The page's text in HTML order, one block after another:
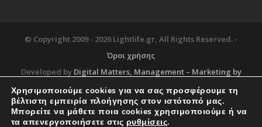
© Copyright 2009 - 2026 Lightlife.gr, All Rights Reserved. -
Όροι χρήσης
Developed by Digital Matters, Management – Marketing by
Blog About Services
Corporate Support
Χρησιμοποιούμε cookies για να σας προσφέρουμε τη
βέλτιστη εμπειρία πλοήγησης στον ιστότοπό μας.
Μπορείτε να μάθετε ποια cookies χρησιμοποιούμε ή να
τα απενεργοποιήσετε στις ρυθμίσεις.